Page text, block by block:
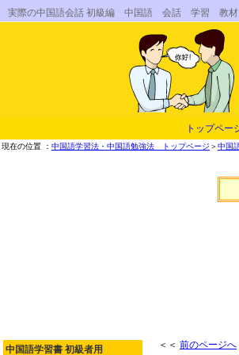
実際の中国語会話 初級編 中国語 会話 学習 教
トップペー
現在の位置 ： 中国語学習法・中国語勉強法 トップページ ＞中国
中国語学習書 初級者用 ＜＜ 前のページへ